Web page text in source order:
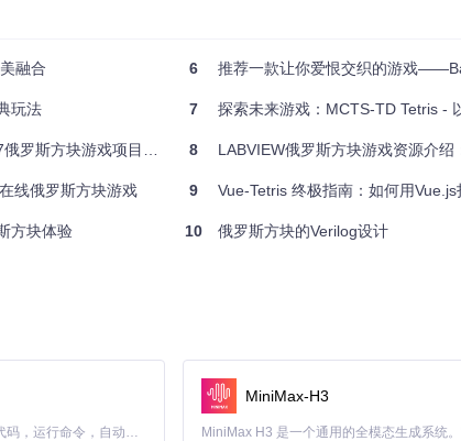
融合
玩法
斯方块游戏项目推荐
线俄罗斯方块游戏
方块体验
6 推荐一款让你爱恨交织的游戏
7 探索未来游戏：MCTS-TD Tetris - 以
8 LABVIEW俄罗斯方块游戏资源介
9 Vue-Tetris 终极指南：如何用
10 俄罗斯方块的Verilog设计
Claude Code 的开源替代方案。连接任意大模型，编辑代码，运行命令，自动验证 — 全自动执行。用 Rust 构建，极致性能。 ｜ An open-source alternative to Claude Code. Connect any LLM, edit code, run commands, and verify changes — autonomously. Built in Rust for speed. Get Started
MiniMax-H3